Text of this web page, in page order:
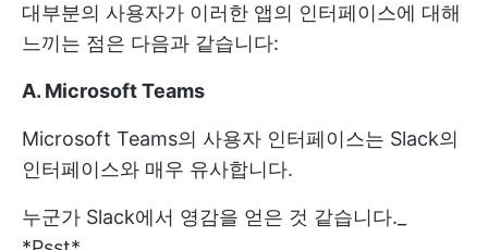
대부분의 사용자가 이러한 앱의 인터페이스에 대해
느끼는 점은 다음과 같습니다:
A. Microsoft Teams
Microsoft Teams의 사용자 인터페이스는 Slack의
인터페이스와 매우 유사합니다.
누군가 Slack에서 영감을 얻은 것 같습니다._